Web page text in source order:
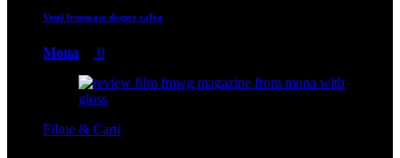
Vesti frumoase despre cafea
Mona 0
Filme & Carti